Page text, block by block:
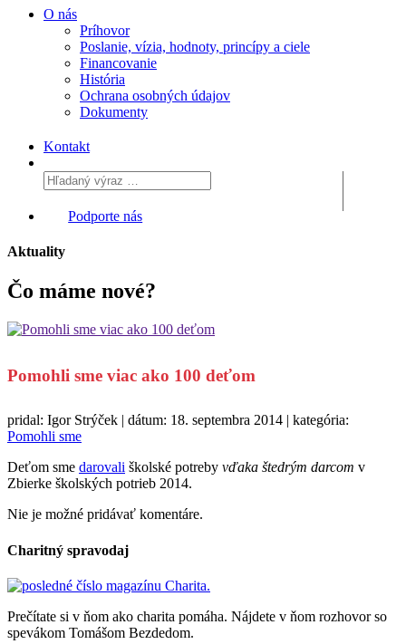
O nás
Príhovor
Poslanie, vízia, hodnoty, princípy a ciele
Financovanie
História
Ochrana osobných údajov
Dokumenty
Kontakt
Podporte nás
Aktuality
Čo máme nové?
Pomohli sme viac ako 100 deťom
pridal: Igor Strýček | dátum: 18. septembra 2014 | kategória:
Pomohli sme
Deťom sme darovali školské potreby vďaka štedrým darcom v
Zbierke školských potrieb 2014.
Nie je možné pridávať komentáre.
Charitný spravodaj
Prečítate si v ňom ako charita pomáha. Nájdete v ňom rozhovor so
spevákom Tomášom Bezdedom.